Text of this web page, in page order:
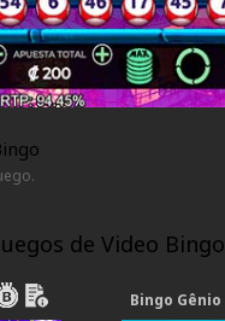
de Video Bingo
Bingo Gênio